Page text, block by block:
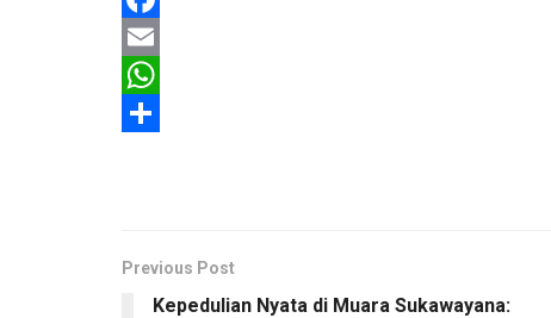
F
a
c
o
E
m
W
s
rPrevious Post
Kepedulian Nyata di Muara Sukawayana: